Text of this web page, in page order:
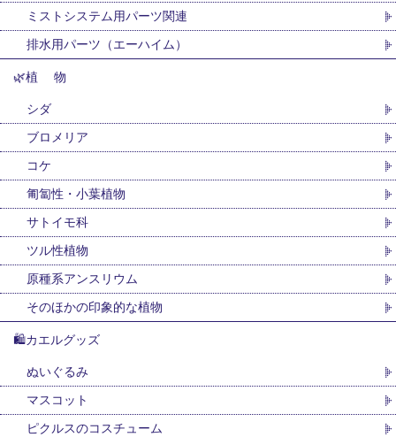
ミストシステム用パーツ関連
排水用パーツ（エーハイム）
🌿植 物
シダ
ブロメリア
コケ
匍匐性・小葉植物
サトイモ科
ツル性植物
原種系アンスリウム
そのほかの印象的な植物
🛍カエルグッズ
ぬいぐるみ
マスコット
ピクルスのコスチューム